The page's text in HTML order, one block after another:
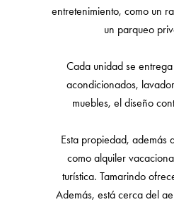
entretenimiento, como un
un parqueo
Cada unidad se
acondicionados,
muebles, el diseño
Esta propiedad, además
como alquiler
turística. Tamarindo
Además, está cerca del